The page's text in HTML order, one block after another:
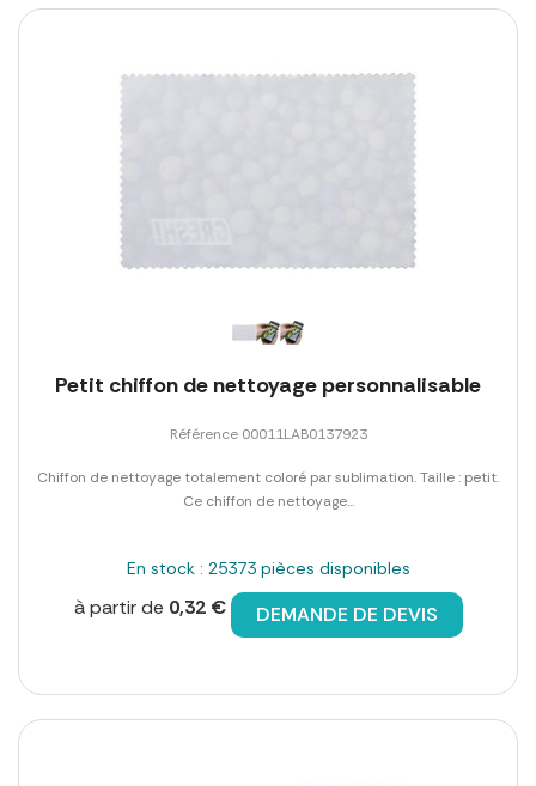
Petit chiffon de nettoyage personnalisable
Référence 00011LAB0137923
Chiffon de nettoyage totalement coloré par sublimation. Taille : petit.
Ce chiffon de nettoyage...
En stock : 25373 pièces disponibles
à partir de 0,32 € DEMANDE DE DEVIS